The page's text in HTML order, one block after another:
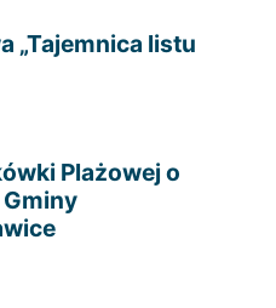
„Tajemnica listu
Plażowej o